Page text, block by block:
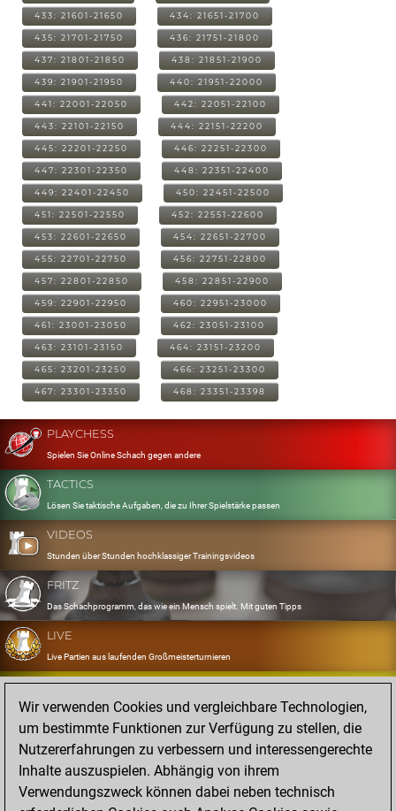
433: 21601-21650 434: 21651-21700
435: 21701-21750 436: 21751-21800
437: 21801-21850 438: 21851-21900
439: 21901-21950 440: 21951-22000
441: 22001-22050 442: 22051-22100
443: 22101-22150 444: 22151-22200
445: 22201-22250 446: 22251-22300
447: 22301-22350 448: 22351-22400
449: 22401-22450 450: 22451-22500
451: 22501-22550 452: 22551-22600
453: 22601-22650 454: 22651-22700
455: 22701-22750 456: 22751-22800
457: 22801-22850 458: 22851-22900
459: 22901-22950 460: 22951-23000
461: 23001-23050 462: 23051-23100
463: 23101-23150 464: 23151-23200
465: 23201-23250 466: 23251-23300
467: 23301-23350 468: 23351-23398
PLAYCHESS
Spielen Sie Online Schach gegen andere
TACTICS
Lösen Sie taktische Aufgaben, die zu Ihrer Spielstärke passen
VIDEOS
Stunden über Stunden hochklassiger Trainingsvideos
FRITZ
Das Schachprogramm, das wie ein Mensch spielt. Mit guten Tipps
LIVE
Live Partien aus laufenden Großmeisterturnieren
OPENINGS
Erfassen und Üben Sie Ihr Eröffnungsrepertoire
DATABASE
Acht Millionen starke Partien
MYGAMES
Speichern und analysieren Sie eigene Partien in der Cloud
Wir verwenden Cookies und vergleichbare Technologien,
um bestimmte Funktionen zur Verfügung zu stellen, die
Nutzererfahrungen zu verbessern und interessengerechte
Inhalte auszuspielen. Abhängig von ihrem
Verwendungszweck können dabei neben technisch